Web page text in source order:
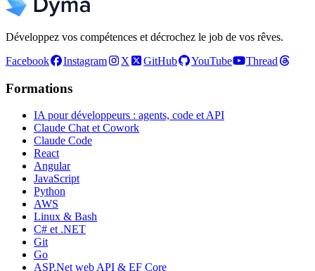
Développez vos compétences et décrochez le job de vos rêves.
Facebook
Instagram X GitHub YouTube Thread
Formations
IA pour développeurs : agents, code et API
Claude Chat et Cowork
Claude Code
React
Angular
JavaScript
Python
AWS
Linux & Bash
C# et .NET
Git
Go
ASP.Net web API & EF Core